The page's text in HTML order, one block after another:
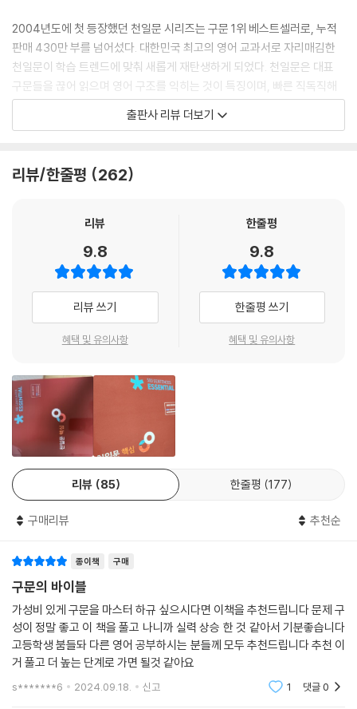
CHAPTER 10 분사구문
Unit 58 분사구문의 해석
Wrap up 07 분사구문의 이해
Unit 59 분사구문이 의미하는 때
Unit 60 분사구문의 주의할 형태
Unit 61 분사구문의 의미상 주어
PART4 주요 구문
Unit 62 비교 결과가 서로 같은 경우
Unit 63 비교 결과가 서로 차이 나는 경우
Unit 64 여러 가지 것 중 가장 정도가 심한 경우
CHAPTER 12 특수구문
Unit 66 강조구문
Unit 68 병렬구조
Unit 69 부정구문
Unit 70 대명사·대용어
2004년도에 첫 등장했던 천일문 시리즈는 구문 1위 베스트셀러로, 누적
판매 430만 부를 넘어섰다. 대한민국 최고의 영어 교과서로 자리매김한
천일문이 학습 트렌드에 맞춰 새롭게 재탄생하게 되었다. 천일문은 대표
구문들을 끊어 읽으며 영어 구조를 익히는 것이 특징이며, 빠른 직독직해
와 정확한 문장 해석 연습을 할 수 있는 교재이다.
여 해석에 혼동이 발생할 수 있는 구문을 집중 훈련하도록 했다. 수능, 평가
도 수록하였다. 천일비급(별책해설집)은 상세한 설명이 담겨 있어 자기주
또한, 별도로 판매하고 있는 ‘천일문 핵심 문제집(Training Book)’은 본
책과 다른 문장이 수록되어 있어 해당 구문을 담은 더 다양한 문장을 접할
수 있으며, 구문이 확실하게 학습이 되었는지를 점검해 볼 수 있다. 직독직
해, 어법, 영작, 해석, 문장 전환 등 다양한 유형으로 구성되어 있다. 구문
다.
수능과 내신뿐만 아니라, 공인영어, 공무원 시험 등의 시험에서 빈출되는
중요 구문들도 천일문을 통해 학습이 가능하다. 천일문으로 어떤 시험이든
좋은 결과를 얻길 바란다.
출판사 리뷰 더보기
리뷰/한줄평 262
리뷰
9.8
리뷰 쓰기
혜택 및 유의사항
한줄평
9.8
한줄평 쓰기
혜택 및 유의사항
리뷰 85 한줄평 177
구매리뷰 추천순
종이책 구매
구문의 바이블
가성비 있게 구문을 마스터 하규 싶으시다면 이책을 추천드립니다 문제 구
성이 정말 좋고 이 책을 풀고 나니까 실력 상승 한 것 같아서 기분좋습니다
고등학생 붐들돠 다른 영어 공부하시는 분들께 모두 추천드립니다 추천 이
거 풀고 더 높는 단계로 가면 될것 같아요
s*******6 2024.09.18. 신고 1 댓글0